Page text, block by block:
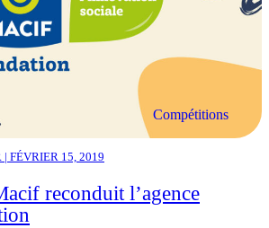
Compétitions
FÉVRIER 15, 2019
reconduit l’agence